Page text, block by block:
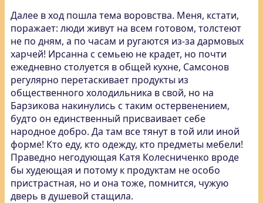
Далее в ход пошла тема воровства. Меня, кстати,
поражает: люди живут на всем готовом, толстеют
не по дням, а по часам и ругаются из-за дармовых
харчей! Ирсанна с семьею не крадет, но почти
ежедневно столуется в общей кухне, Самсонов
регулярно перетаскивает продукты из
общественного холодильника в свой, но на
Барзикова накинулись с таким остервенением,
будто он единственный присваивает себе
народное добро. Да там все тянут в той или иной
форме! Кто еду, кто одежду, кто предметы мебели!
Праведно негодующая Катя Колесниченко вроде
бы худеющая и потому к продуктам не особо
пристрастная, но и она тоже, помнится, чужую
дверь в душевой стащила.